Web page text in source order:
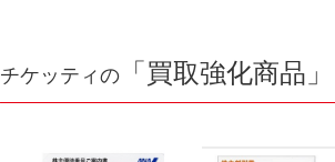
チケッティの 「買取強化商品」